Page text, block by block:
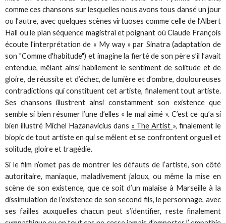
comme ces chansons sur lesquelles nous avons tous dansé un jour
ou l’autre, avec quelques scènes virtuoses comme celle de l’Albert
Hall ou le plan séquence magistral et poignant où Claude François
écoute l’interprétation de « My way » par Sinatra (adaptation de
son "Comme d'habitude") et imagine la fierté de son père s’il l’avait
entendue, mêlant ainsi habilement le sentiment de solitude et de
gloire, de réussite et d’échec, de lumière et d’ombre, douloureuses
contradictions qui constituent cet artiste, finalement tout artiste.
Ses chansons illustrent ainsi constamment son existence que
semble si bien résumer l’une d’elles « le mal aimé ». C’est ce qu’a si
bien illustré Michel Hazanavicius dans « The Artist », finalement le
biopic de tout artiste en qui se mêlent et se confrontent orgueil et
solitude, gloire et tragédie.
Si le film n’omet pas de montrer les défauts de l’artiste, son côté
autoritaire, maniaque, maladivement jaloux, ou même la mise en
scène de son existence, que ce soit d’un malaise à Marseille à la
dissimulation de l’existence de son second fils, le personnage, avec
ses failles auxquelles chacun peut s’identifier, reste finalement